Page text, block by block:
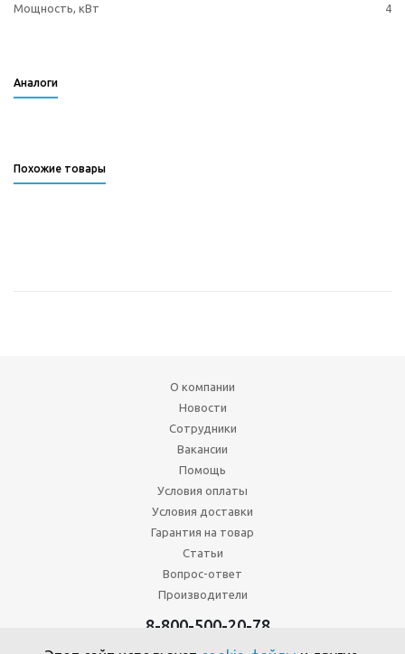
Мощность, кВт 4
Аналоги
Похожие товары
О компании
Новости
Сотрудники
Вакансии
Помощь
Условия оплаты
Условия доставки
Гарантия на товар
Статьи
Вопрос-ответ
Производители
8-800-500-20-78